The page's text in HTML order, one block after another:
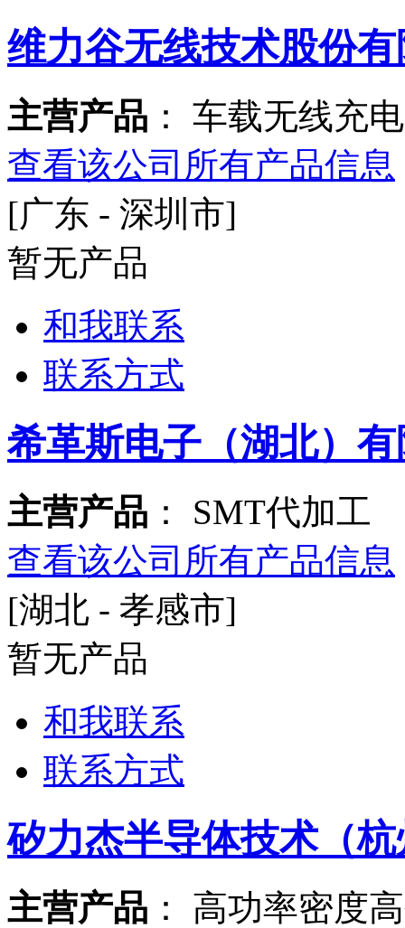
维力谷无线技术股份
主营产品 ： 车载无线充
查看该公司所有产品信息
[广东 - 深圳市]
暂无产品
和我联系
联系方式
希革斯电子（湖北）
主营产品 ： SMT代加工
查看该公司所有产品信息
[湖北 - 孝感市]
暂无产品
和我联系
联系方式
矽力杰半导体技术（
主营产品 ： 高功率密度